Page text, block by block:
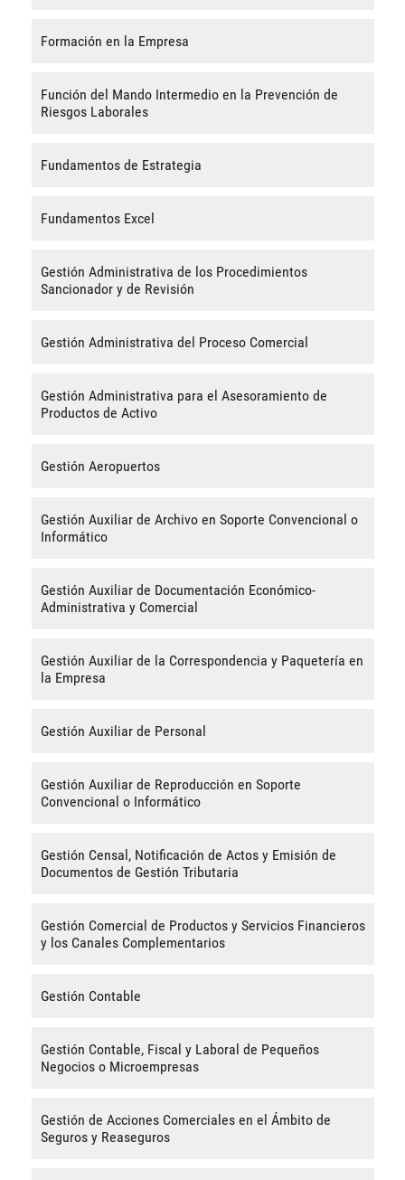
Formación en la Empresa
Función del Mando Intermedio en la Prevención de
Riesgos Laborales
Fundamentos de Estrategia
Fundamentos Excel
Gestión Administrativa de los Procedimientos
Sancionador y de Revisión
Gestión Administrativa del Proceso Comercial
Gestión Administrativa para el Asesoramiento de
Productos de Activo
Gestión Aeropuertos
Gestión Auxiliar de Archivo en Soporte Convencional o
Informático
Gestión Auxiliar de Documentación Económico-
Administrativa y Comercial
Gestión Auxiliar de la Correspondencia y Paquetería en
la Empresa
Gestión Auxiliar de Personal
Gestión Auxiliar de Reproducción en Soporte
Convencional o Informático
Gestión Censal, Notificación de Actos y Emisión de
Documentos de Gestión Tributaria
Gestión Comercial de Productos y Servicios Financieros
y los Canales Complementarios
Gestión Contable
Gestión Contable, Fiscal y Laboral de Pequeños
Negocios o Microempresas
Gestión de Acciones Comerciales en el Ámbito de
Seguros y Reaseguros